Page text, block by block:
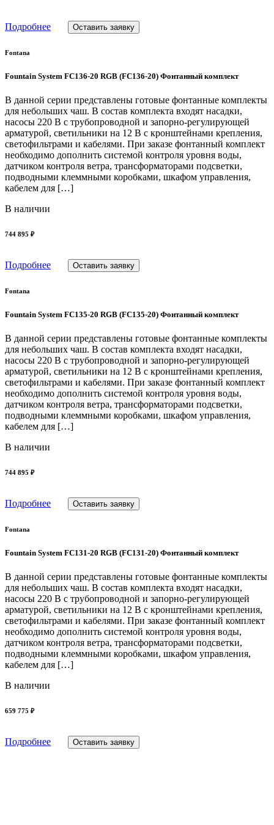
Подробнее Оставить заявку
Fontana
Fountain System FC136-20 RGB (FC136-20) Фонтанный комплект
В данной серии представлены готовые фонтанные комплекты
для небольших чаш. В состав комплекта входят насадки,
насосы 220 В с трубопроводной и запорно-регулирующей
арматурой, светильники на 12 В с кронштейнами крепления,
светофильтрами и кабелями. При заказе фонтанный комплект
необходимо дополнить системой контроля уровня воды,
датчиком контроля ветра, трансформаторами подсветки,
подводными клеммными коробками, шкафом управления,
кабелем для […]
В наличии
744 895 ₽
Подробнее Оставить заявку
Fontana
Fountain System FC135-20 RGB (FC135-20) Фонтанный комплект
В данной серии представлены готовые фонтанные комплекты
для небольших чаш. В состав комплекта входят насадки,
насосы 220 В с трубопроводной и запорно-регулирующей
арматурой, светильники на 12 В с кронштейнами крепления,
светофильтрами и кабелями. При заказе фонтанный комплект
необходимо дополнить системой контроля уровня воды,
датчиком контроля ветра, трансформаторами подсветки,
подводными клеммными коробками, шкафом управления,
кабелем для […]
В наличии
744 895 ₽
Подробнее Оставить заявку
Fontana
Fountain System FC131-20 RGB (FC131-20) Фонтанный комплект
В данной серии представлены готовые фонтанные комплекты
для небольших чаш. В состав комплекта входят насадки,
насосы 220 В с трубопроводной и запорно-регулирующей
арматурой, светильники на 12 В с кронштейнами крепления,
светофильтрами и кабелями. При заказе фонтанный комплект
необходимо дополнить системой контроля уровня воды,
датчиком контроля ветра, трансформаторами подсветки,
подводными клеммными коробками, шкафом управления,
кабелем для […]
В наличии
659 775 ₽
Подробнее Оставить заявку